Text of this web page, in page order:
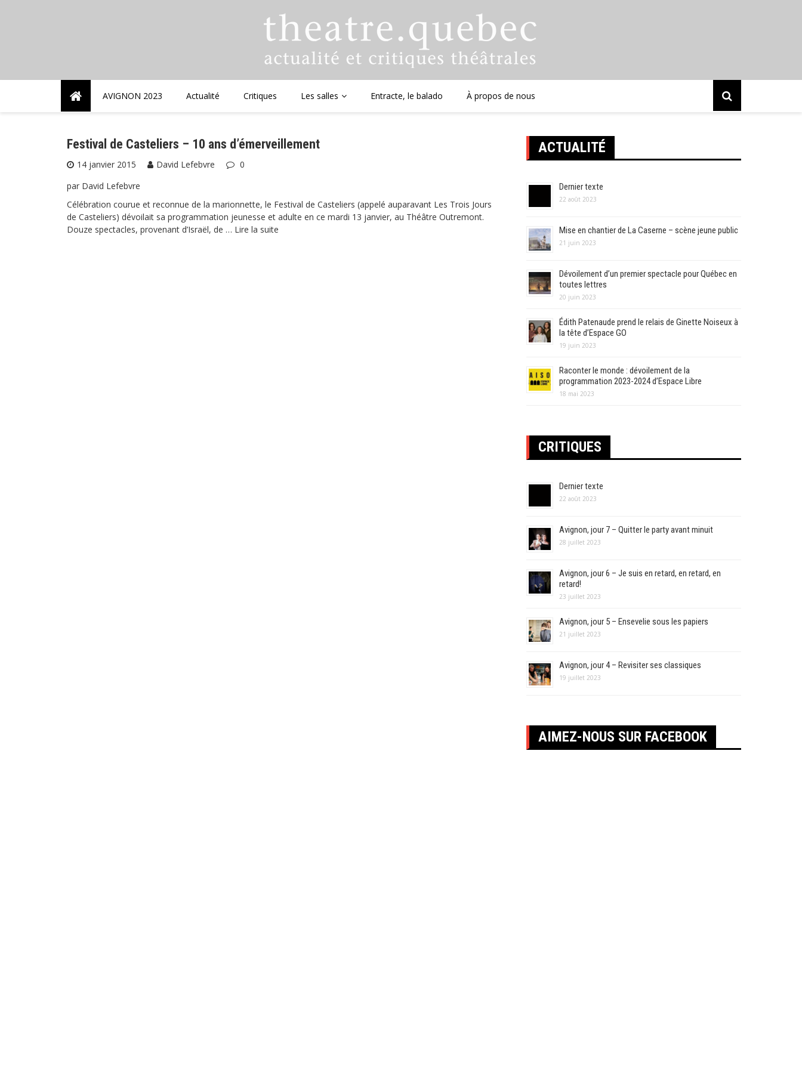
AVIGNON 2023 Actualité Critiques Les salles Entracte, le balado À propos de nous
Festival de Casteliers – 10 ans d’émerveillement
14 janvier 2015 David Lefebvre
0
par David Lefebvre
Célébration courue et reconnue de la marionnette, le Festival de Casteliers (appelé auparavant Les Trois Jours
de Casteliers) dévoilait sa programmation jeunesse et adulte en ce mardi 13 janvier, au Théâtre Outremont.
Douze spectacles, provenant d’Israël, de … Lire la suite
ACTUALITÉ
Dernier texte
22 août 2023
Mise en chantier de La Caserne – scène jeune public
21 juin 2023
Dévoilement d’un premier spectacle pour Québec en
toutes lettres
20 juin 2023
Édith Patenaude prend le relais de Ginette Noiseux à
la tête d’Espace GO
19 juin 2023
Raconter le monde : dévoilement de la
programmation 2023-2024 d’Espace Libre
18 mai 2023
CRITIQUES
Dernier texte
22 août 2023
Avignon, jour 7 – Quitter le party avant minuit
28 juillet 2023
Avignon, jour 6 – Je suis en retard, en retard, en
retard!
23 juillet 2023
Avignon, jour 5 – Ensevelie sous les papiers
21 juillet 2023
Avignon, jour 4 – Revisiter ses classiques
19 juillet 2023
AIMEZ-NOUS SUR FACEBOOK